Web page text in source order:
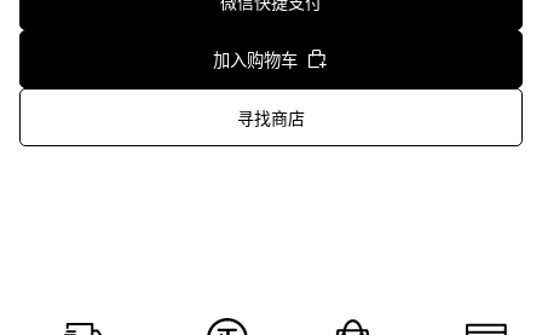
加入购物车
寻找商店